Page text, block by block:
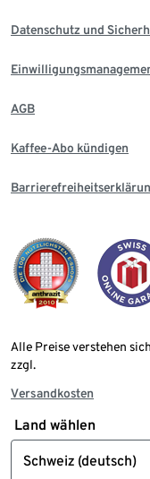
Datenschutz und
AGB
Kaffee-Abo kündigen
Alle Preise verstehen
zzgl.
Versandkosten
Land wählen
Schweiz (deutsch)